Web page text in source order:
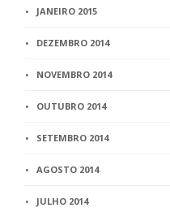
JANEIRO 2015
DEZEMBRO 2014
NOVEMBRO 2014
OUTUBRO 2014
SETEMBRO 2014
AGOSTO 2014
JULHO 2014